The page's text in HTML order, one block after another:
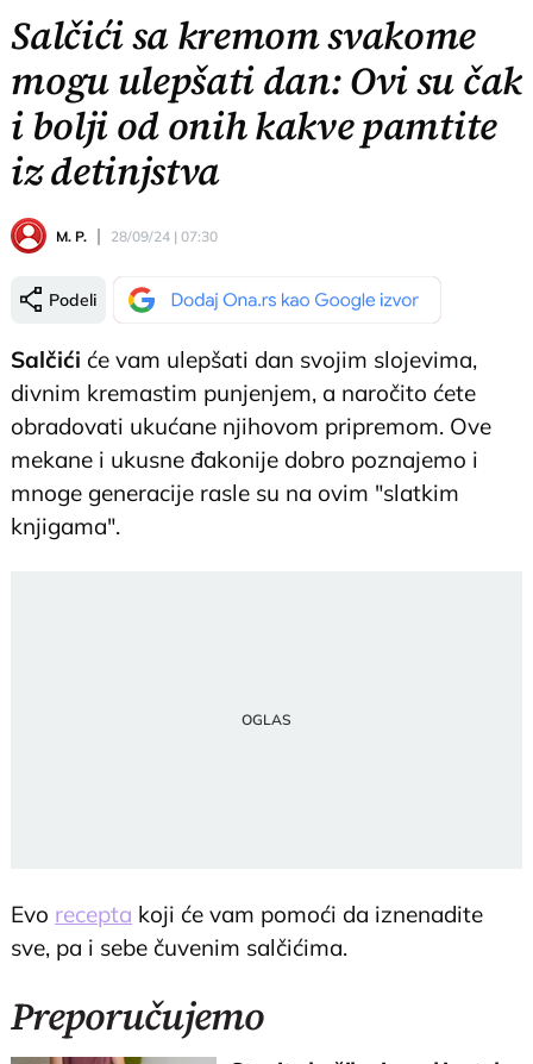
Salčići sa kremom svakome
mogu ulepšati dan: Ovi su čak
i bolji od onih kakve pamtite
iz detinjstva
M. P. 28/09/24 | 07:30
Podeli
Salčići će vam ulepšati dan svojim slojevima,
divnim kremastim punjenjem, a naročito ćete
obradovati ukućane njihovom pripremom. Ove
mekane i ukusne đakonije dobro poznajemo i
mnoge generacije rasle su na ovim "slatkim
knjigama".
Evo recepta koji će vam pomoći da iznenadite
sve, pa i sebe čuvenim salčićima.
Preporučujemo